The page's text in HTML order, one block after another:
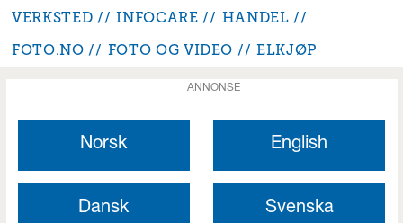
VERKSTED INFOCARE
HANDEL
FOTO.NO
FOTO OG VIDEO ELKJØP
ANNONSE
Norsk English
Dansk Svenska